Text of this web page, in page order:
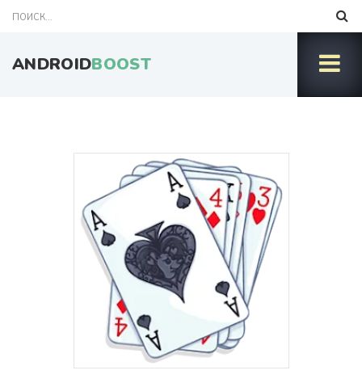
ANDROIDBOOST